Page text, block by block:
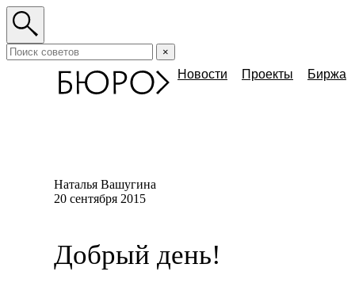
×
Новости Проекты Биржа
Наталья Вашугина
20 сентября 2015
Добрый день!